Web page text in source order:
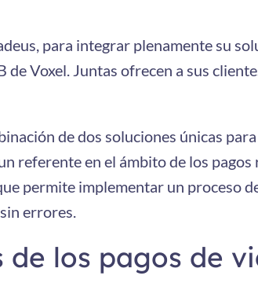
para integrar plenamente su
Voxel. Juntas ofrecen a sus
de dos soluciones únicas
referente en el ámbito de los pagos
permite implementar un proceso
errores.
los pagos de